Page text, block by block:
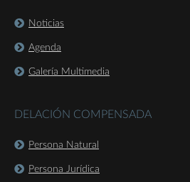
Noticias
Agenda
Galería Multimedia
DELACIÓN COMPENSADA
Persona Natural
Persona Jurídica